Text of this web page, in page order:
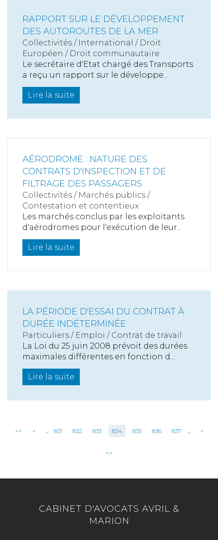
RAPPORT SUR LE DÉVELOPPEMENT
DES AUTOROUTES DE LA MER
Collectivités / International / Droit
Européen / Droit communautaire
Le secrétaire d'Etat chargé des Transports
a reçu un rapport sur le développe...
Lire la suite
AÉRODROME : NATURE DES
CONTRATS D'INSPECTION ET DE
FILTRAGE DES PASSAGERS
Collectivités / Marchés publics /
Contestation et contentieux
Les marchés conclus par les exploitants
d'aérodromes pour l'exécution de leur...
Lire la suite
LA PÉRIODE D'ESSAI DU CONTRAT À
DURÉE INDÉTERMINÉE
Particuliers / Emploi / Contrat de travail
La Loi du 25 juin 2008 prévoit des durées
maximales différentes en fonction d...
Lire la suite
<< < ... 831 832 833 834 835 836 837 ... >
>>
CABINET D'AVOCATS AVRIL &
MARION